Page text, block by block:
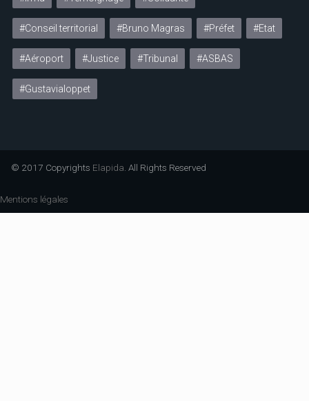
#Conseil territorial #Bruno Magras #Préfet #Etat
#Aéroport #Justice #Tribunal #ASBAS
#Gustavialoppet
© 2017 Copyrights Elapida . All Rights Reserved
Mentions légales